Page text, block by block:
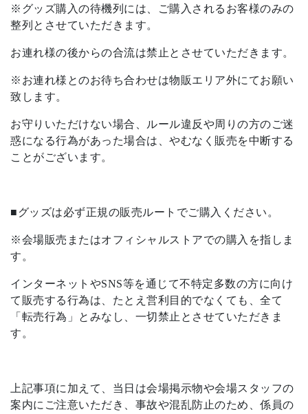
※グッズ購入の待機列には、ご購入されるお客様のみの
整列とさせていただきます。
お連れ様の後からの合流は禁止とさせていただきます。
※お連れ様とのお待ち合わせは物販エリア外にてお願い
致します。
お守りいただけない場合、ルール違反や周りの方のご迷
惑になる行為があった場合は、やむなく販売を中断する
ことがございます。
■グッズは必ず正規の販売ルートでご購入ください。
※会場販売またはオフィシャルストアでの購入を指しま
す。
インターネットやSNS等を通じて不特定多数の方に向け
て販売する行為は、たとえ営利目的でなくても、全て
「転売行為」とみなし、一切禁止とさせていただきま
す。
上記事項に加えて、当日は会場掲示物や会場スタッフの
案内にご注意いただき、事故や混乱防止のため、係員の